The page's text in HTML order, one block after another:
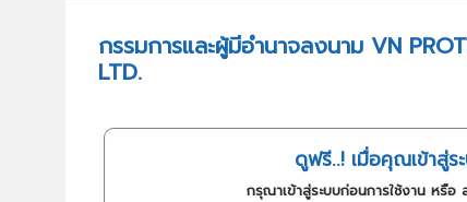
กรรมการและผู้มีอำนาจลงนาม VN
LTD.
ดูฟรี..! เมื่อคุณเข้าสู่ร
กรุณาเข้าสู่ระบบก่อนการใช้งาน หรือ